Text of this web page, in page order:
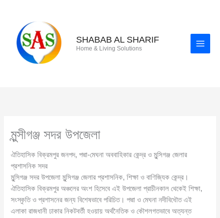
content
SHABAB AL SHARIF
Home & Living Solutions
মুন্সীগঞ্জ সদর উপজেলা
ঐতিহাসিক বিক্রমপুর জনপদ, পদ্মা-মেঘনা অববাহিকার কেন্দ্র ও মুন্সিগঞ্জ জেলার
প্রশাসনিক সদর
মুন্সিগঞ্জ সদর উপজেলা মুন্সিগঞ্জ জেলার প্রশাসনিক, শিক্ষা ও বাণিজ্যিক কেন্দ্র।
ঐতিহাসিক বিক্রমপুর অঞ্চলের অংশ হিসেবে এই উপজেলা প্রাচীনকাল থেকেই শিক্ষা,
সংস্কৃতি ও প্রশাসনের জন্য বিশেষভাবে পরিচিত। পদ্মা ও মেঘনা নদীবিধৌত এই
এলাকা রাজধানী ঢাকার নিকটবর্তী হওয়ায় অর্থনৈতিক ও কৌশলগতভাবে অত্যন্ত